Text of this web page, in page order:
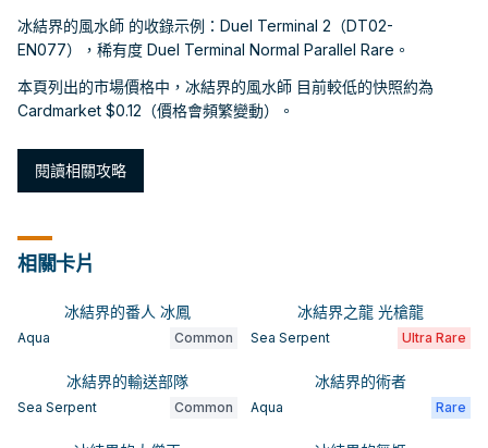
冰結界的風水師 的收錄示例：Duel Terminal 2（DT02-
EN077），稀有度 Duel Terminal Normal Parallel Rare。
本頁列出的市場價格中，冰結界的風水師 目前較低的快照約為
Cardmarket $0.12（價格會頻繁變動）。
閱讀相關攻略
相關卡片
冰結界的番人 冰鳳
Aqua Common
冰結界之龍 光槍龍
Sea Serpent Ultra Rare
冰結界的輸送部隊
Sea Serpent Common
冰結界的術者
Aqua Rare